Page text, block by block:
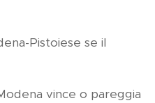
Pistoiese se il
vince o pareggia